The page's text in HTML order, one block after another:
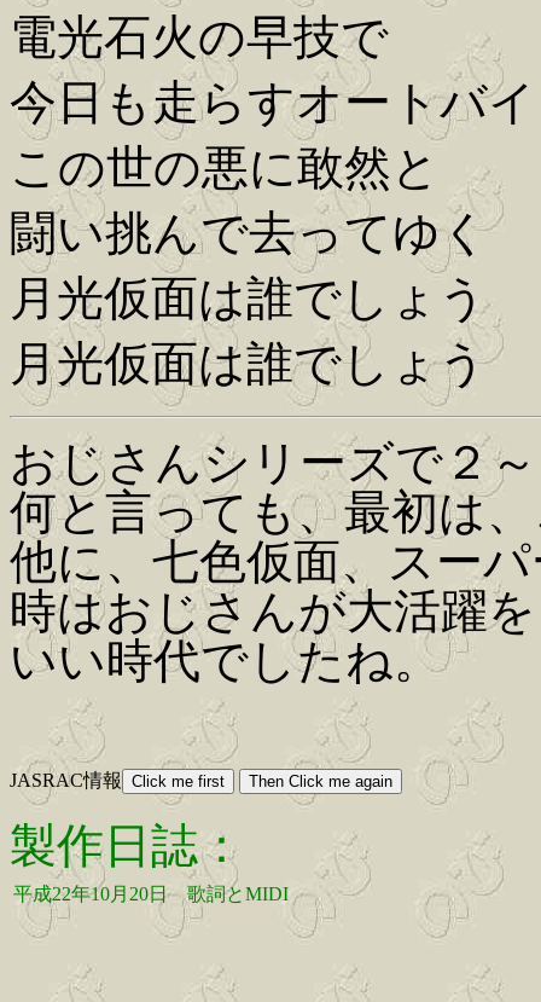
電光石火の早技で
今日も走らすオートバイ
この世の悪に敢然と
闘い挑んで去ってゆく
月光仮面は誰でしょう
月光仮面は誰でしょう
おじさんシリーズで２
何と言っても、最初は
他に、七色仮面、スー
時はおじさんが大活躍
いい時代でしたね。
JASRAC情報
製作日誌：
平成22年10月20日 歌詞とMIDI